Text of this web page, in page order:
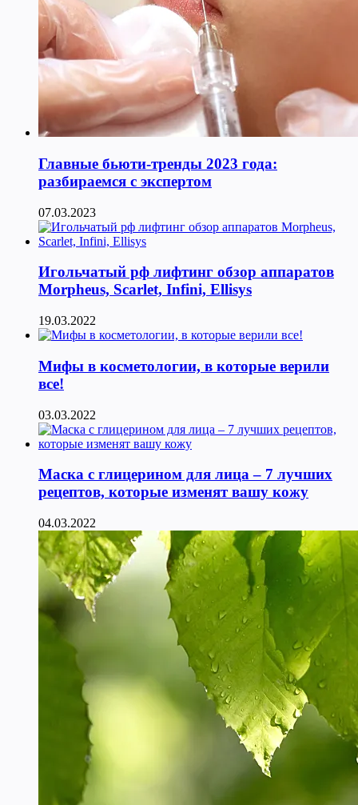
Главные бьюти-тренды 2023 года:
разбираемся с экспертом
07.03.2023
Игольчатый рф лифтинг обзор аппаратов
Morpheus, Scarlet, Infini, Ellisys
19.03.2022
Мифы в косметологии, в которые верили
все!
03.03.2022
Маска с глицерином для лица – 7 лучших
рецептов, которые изменят вашу кожу
04.03.2022